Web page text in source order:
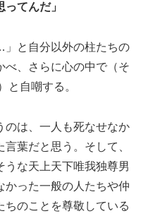
てんだ」
と自分以外の柱たちの
べ、さらに心の中で（そ
と自嘲する。
のは、一人も死なせなか
葉だと思う。そして、
うな天上天下唯我独尊男
かった一般の人たちや仲
ちのことを尊敬している